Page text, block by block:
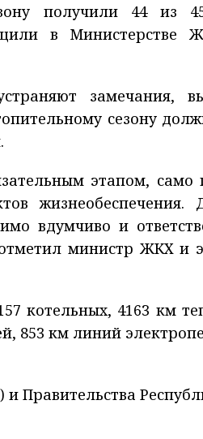
получили 44 из
в Министерстве
замечания,
сезону
этапом,
вдумчиво и
министр ЖКХ и
котельных, 4163 км
853 км линий
Правительства